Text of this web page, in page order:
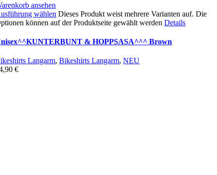
ansehen
wählen Dieses Produkt weist mehrere Varianten auf. Die
können auf der Produktseite gewählt werdenDetails
& HOPPSASA^^^ Brown
Langarm,Bikeshirts Langarm,NEU
€